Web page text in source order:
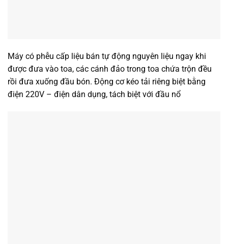
Máy có phễu cấp liệu bán tự động nguyên liệu ngay khi
được đưa vào toa, các cánh đảo trong toa chứa trộn đều
rồi đưa xuống đầu bón. Động cơ kéo tải riêng biệt bằng
điện 220V – điện dân dụng, tách biệt với đầu nổ